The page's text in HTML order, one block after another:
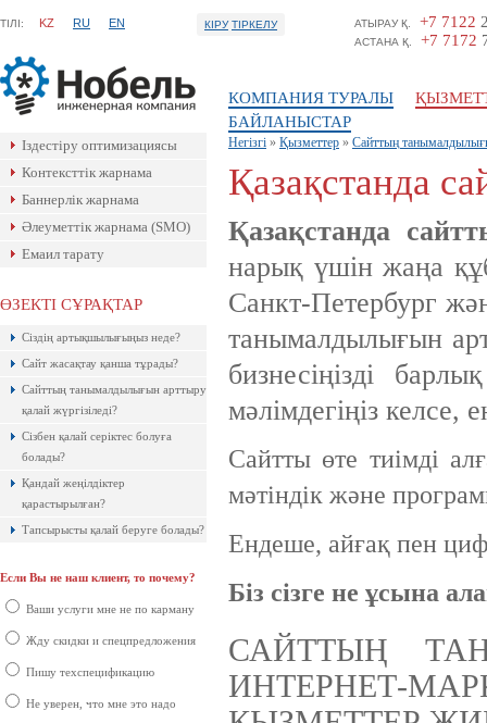
ТIЛI: KZ RU EN КІРУ ТІРКЕЛУ АТЫРАУ Қ. +7 7122
АСТАНА Қ. +7 7172
КОМПАНИЯ ТУРАЛЫ
БАЙЛАНЫСТАР
Іздестіру оптимизациясы
Контексттік жарнама
Баннерлік жарнама
Әлеуметтік жарнама (SMO)
Емаил тарату
ӨЗЕКТІ СҰРАҚТАР
Сіздің артықшылығыңыз неде?
Сайт жасақтау қанша тұрады?
Сайттың танымалдылығын арттыру
қалай жүргізіледі?
Сізбен қалай серіктес болуға
болады?
Қандай жеңілдіктер
қарастырылған?
Тапсырысты қалай беруге болады?
Если Вы не наш клиент, то почему?
Ваши услуги мне не по карману
Жду скидки и спецпредложения
Пишу техспецификацию
Не уверен, что мне это надо
керемет хостингі. Жылдармен
ұнайтыны анық, қазір байқап көр!
Ақпараттық қауіпсіздік шеңберінде
қарқынды дамып жатырған
компаниялардың бірі болып саналады.
Негізгі » Қызметтер » Сайттың
Қазақстанда
Қазақстанда
нарық үшін жаңа
Санкт-Петербург
танымалдылығын
бизнесіңізді
мәлімдегіңіз келсе,
Сайтты өте тиімді
мәтіндік және
Ендеше, айғақ пен
Біз сізге не ұсына
САЙТТЫҢ
ИНТЕРНЕТ-